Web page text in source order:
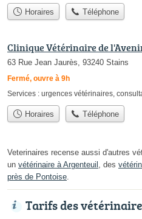
Horaires Téléphone
Clinique Vétérinaire de
63 Rue Jean Jaurès, 93240 Stains
Fermé, ouvre à 9h
Services : urgences vétérinaires,
Horaires Téléphone
Veterinaires recense aussi d'autres
un vétérinaire à Argenteuil , des
près de Pontoise.
Tarifs des